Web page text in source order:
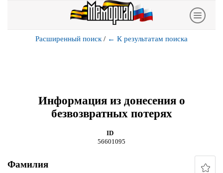
Расширенный поиск / ← К результатам поиска
Информация из донесения о
безвозвратных потерях
ID
56601095
Фамилия